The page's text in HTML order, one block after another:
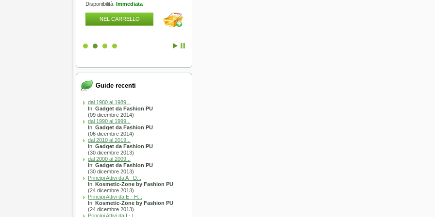
Disponibilità: Immediata
NEL CARRELLO
Guide recenti
dal 1980 al 1989...
In: Gadget da Fashion PU
(09 dicembre 2014)
dal 1990 al 1999...
In: Gadget da Fashion PU
(06 dicembre 2014)
dal 2010 al 2019...
In: Gadget da Fashion PU
(30 dicembre 2013)
dal 2000 al 2009...
In: Gadget da Fashion PU
(30 dicembre 2013)
Principi Attivi da A - D...
In: Kosmetic-Zone by Fashion PU
(24 dicembre 2013)
Principi Attivi da E - H...
In: Kosmetic-Zone by Fashion PU
(24 dicembre 2013)
Principi Attivi da I - L...